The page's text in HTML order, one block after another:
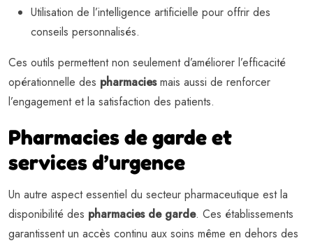
Utilisation de l’intelligence artificielle pour offrir des
conseils personnalisés.
Ces outils permettent non seulement d’améliorer l’efficacité
opérationnelle des pharmaciesmais aussi de renforcer
l’engagement et la satisfaction des patients.
Pharmacies de garde et
services d’urgence
Un autre aspect essentiel du secteur pharmaceutique est la
disponibilité des pharmacies de garde. Ces établissements
garantissent un accès continu aux soins même en dehors des